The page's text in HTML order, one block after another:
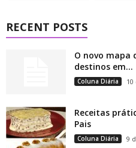
RECENT POSTS
O novo mapa
destinos em...
Coluna Diária 10
Receitas
Pais
Coluna Diária 9